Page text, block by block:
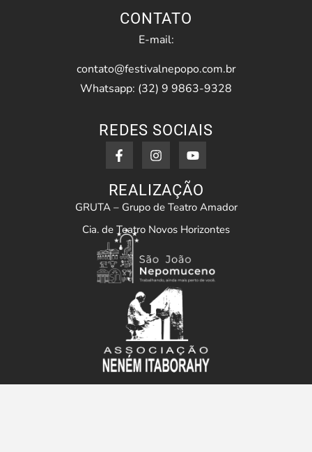
CONTATO
E-mail:
contato@festivalnepopo.com.br
Whatsapp: (32) 9 9863-9328
REDES SOCIAIS
REALIZAÇÃO
GRUTA – Grupo de Teatro Amador
Cia. de Teatro Novos Horizontes